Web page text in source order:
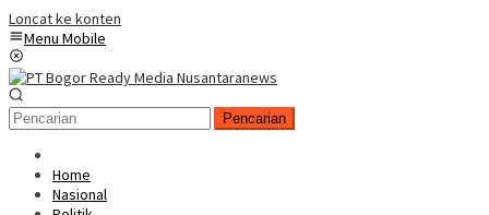
Loncat ke konten
Menu Mobile
Pencarian
Home
Nasional